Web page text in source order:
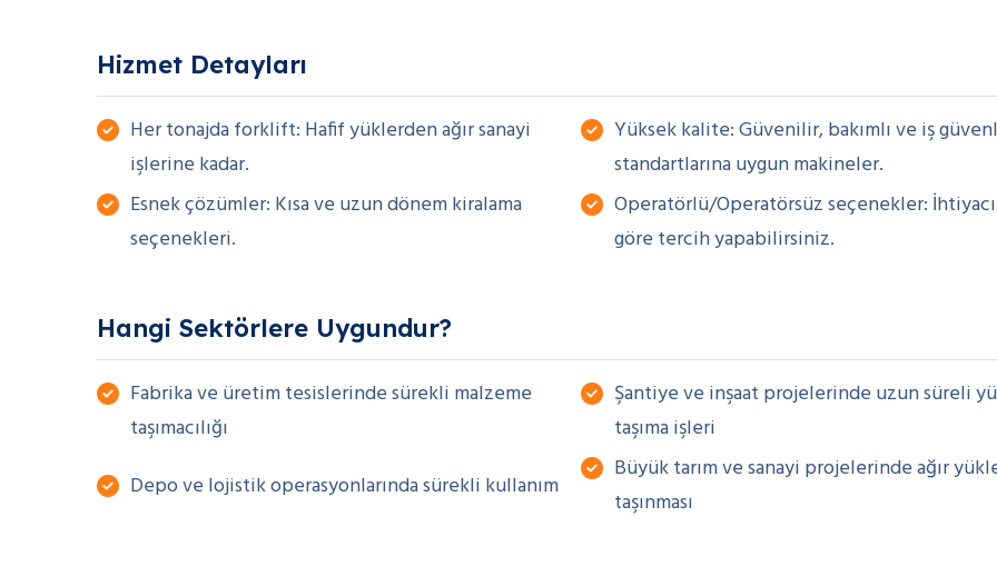
Hizmet Detayları
Her tonajda forklift: Hafif yüklerden ağır sanayi
işlerine kadar.
Yüksek kalite: Güvenilir, bakımlı ve iş
standartlarına uygun makineler.
Esnek çözümler: Kısa ve uzun dönem kiralama
seçenekleri.
Operatörlü/Operatörsüz seçenekler:
göre tercih yapabilirsiniz.
Hangi Sektörlere Uygundur?
Fabrika ve üretim tesislerinde sürekli malzeme
taşımacılığı
Şantiye ve inşaat projelerinde uzun süreli
taşıma işleri
Depo ve lojistik operasyonlarında sürekli kullanım
Büyük tarım ve sanayi projelerinde ağır
taşınması